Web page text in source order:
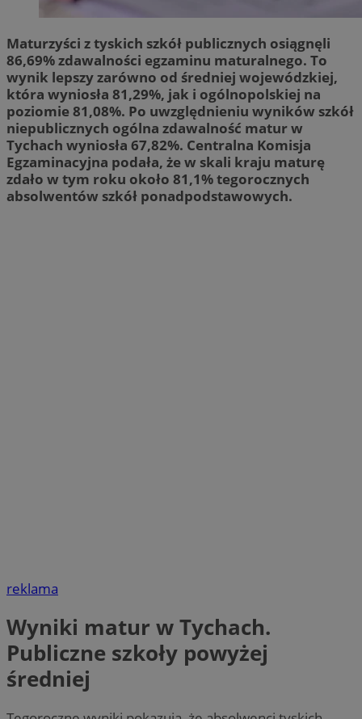
Maturzyści z tyskich szkół publicznych osiągnęli
86,69% zdawalności egzaminu maturalnego. To
wynik lepszy zarówno od średniej wojewódzkiej,
która wyniosła 81,29%, jak i ogólnopolskiej na
poziomie 81,08%. Po uwzględnieniu wyników szkół
niepublicznych ogólna zdawalność matur w
Tychach wyniosła 67,82%. Centralna Komisja
Egzaminacyjna podała, że w skali kraju maturę
zdało w tym roku około 81,1% tegorocznych
absolwentów szkół ponadpodstawowych.
reklama
Wyniki matur w Tychach.
Publiczne szkoły powyżej
średniej